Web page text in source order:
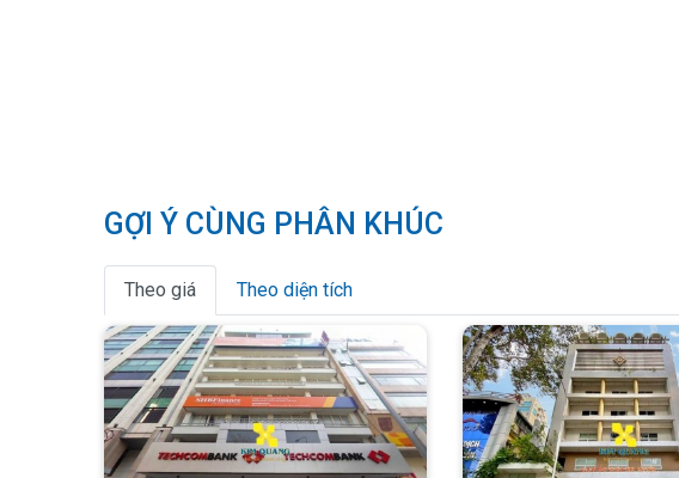
GỢI Ý CÙNG PHÂN KHÚC
Theo giá Theo diện tích